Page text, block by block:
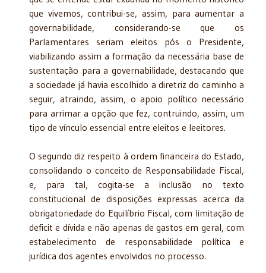
que vivemos, contribui-se, assim, para aumentar a
governabilidade, considerando-se que os
Parlamentares seriam eleitos pós o Presidente,
viabilizando assim a formação da necessária base de
sustentação para a governabilidade, destacando que
a sociedade já havia escolhido a diretriz do caminho a
seguir, atraindo, assim, o apoio político necessário
para arrimar a opção que fez, contruindo, assim, um
tipo de vínculo essencial entre eleitos e leeitores.
O segundo diz respeito à ordem financeira do Estado,
consolidando o conceito de Responsabilidade Fiscal,
e, para tal, cogita-se a inclusão no texto
constitucional de disposições expressas acerca da
obrigatoriedade do Equilíbrio Fiscal, com limitação de
deficit e dívida e não apenas de gastos em geral, com
estabelecimento de responsabilidade política e
jurídica dos agentes envolvidos no processo.